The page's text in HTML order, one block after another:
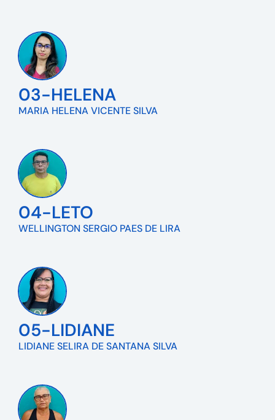
03-HELENA
MARIA HELENA VICENTE SILVA
04-LETO
WELLINGTON SERGIO PAES DE LIRA
05-LIDIANE
LIDIANE SELIRA DE SANTANA SILVA